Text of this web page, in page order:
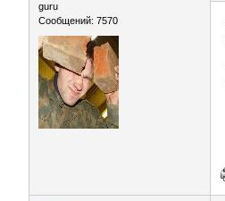
guru
Сообщений: 7570